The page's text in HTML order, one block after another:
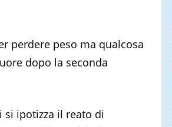
perdere peso ma qualcosa
dopo la seconda
si ipotizza il reato di